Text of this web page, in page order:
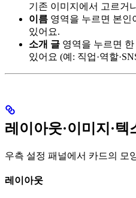
기존 이미지에서 고르거
이름 영역을 누르면 본인
있어요.
소개 글 영역을 누르면
있어요 (예: 직업·역할
레이아웃·이미지·텍
우측 설정 패널에서 카드의 모
레이아웃